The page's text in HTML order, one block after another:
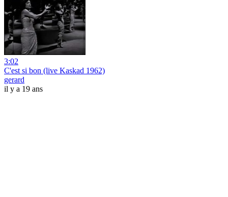
3:02
C'est si bon (live Kaskad 1962)
gerard
il y a 19 ans